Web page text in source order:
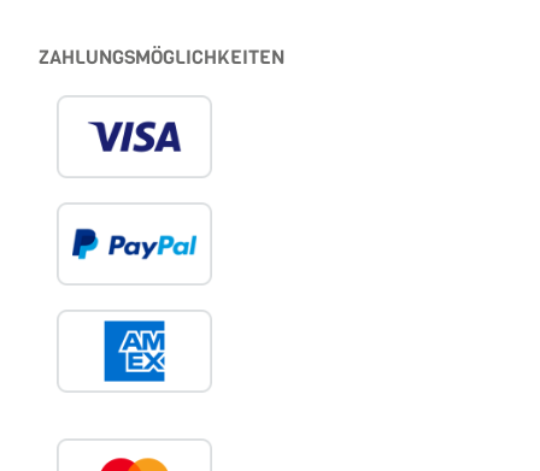
ZAHLUNGSMÖGLICHKEITEN